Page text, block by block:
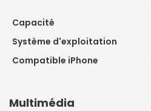
Capacité
Système d'exploitation
Compatible iPhone
Multimédia